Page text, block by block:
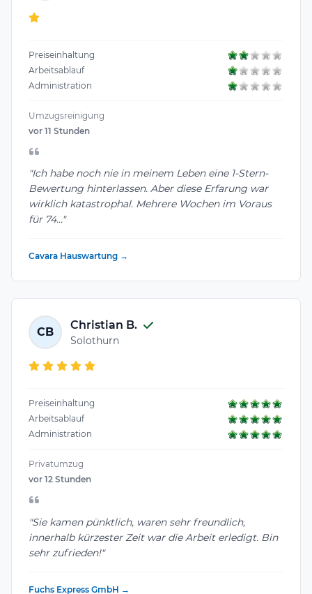
Preiseinhaltung
Arbeitsablauf
Administration
Umzugsreinigung
vor 11 Stunden
"Ich habe noch nie in meinem Leben eine 1-Stern-
Bewertung hinterlassen. Aber diese Erfarung war
wirklich katastrophal. Mehrere Wochen im Voraus
für 74..."
Cavara Hauswartung →
CB
Christian B.
Solothurn
Preiseinhaltung
Arbeitsablauf
Administration
Privatumzug
vor 12 Stunden
"Sie kamen pünktlich, waren sehr freundlich,
innerhalb kürzester Zeit war die Arbeit erledigt. Bin
sehr zufrieden!"
Fuchs Express GmbH →